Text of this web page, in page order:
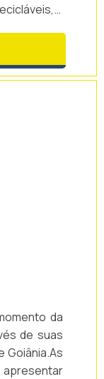
a
tem a
coletados
ambiente
lixo é
de alta
da
de suas
Goiânia.As